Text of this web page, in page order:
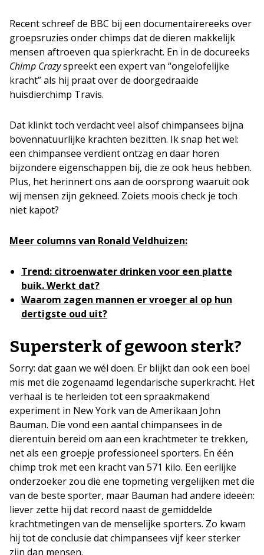
Recent schreef de BBC bij een documentairereeks over
groepsruzies onder chimps dat de dieren makkelijk
mensen aftroeven qua spierkracht. En in de docureeks
Chimp Crazyspreekt een expert van “ongelofelijke
kracht” als hij praat over de doorgedraaide
huisdierchimp Travis.
Dat klinkt toch verdacht veel alsof chimpansees bijna
bovennatuurlijke krachten bezitten. Ik snap het wel:
een chimpansee verdient ontzag en daar horen
bijzondere eigenschappen bij, die ze ook heus hebben.
Plus, het herinnert ons aan de oorsprong waaruit ook
wij mensen zijn gekneed. Zoiets moois check je toch
niet kapot?
Meer columns van Ronald Veldhuizen:
Trend: citroenwater drinken voor een platte
buik. Werkt dat?
Waarom zagen mannen er vroeger al op hun
dertigste oud uit?
Supersterk of gewoon sterk?
Sorry: dat gaan we wél doen. Er blijkt dan ook een boel
mis met die zogenaamd legendarische superkracht. Het
verhaal is te herleiden tot een spraakmakend
experiment in New York van de Amerikaan John
Bauman. Die vond een aantal chimpansees in de
dierentuin bereid om aan een krachtmeter te trekken,
net als een groepje professioneel sporters. En één
chimp trok met een kracht van 571 kilo. Een eerlijke
onderzoeker zou die ene topmeting vergelijken met die
van de beste sporter, maar Bauman had andere ideeën:
liever zette hij dat record naast de gemiddelde
krachtmetingen van de menselijke sporters. Zo kwam
hij tot de conclusie dat chimpansees vijf keer sterker
zijn dan mensen.